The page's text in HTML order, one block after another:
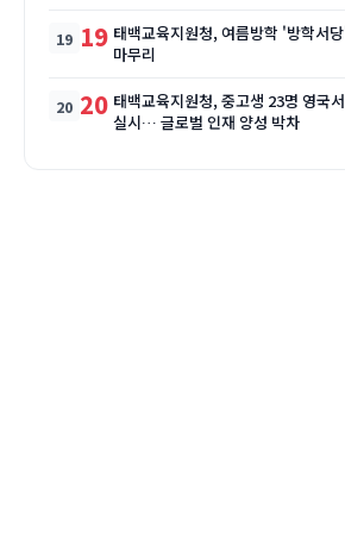
19 태백교육지원청, 여름방학 '방학서
마무리
20 태백교육지원청, 중고생 23명 영국
실시… 글로벌 인재 양성 박차